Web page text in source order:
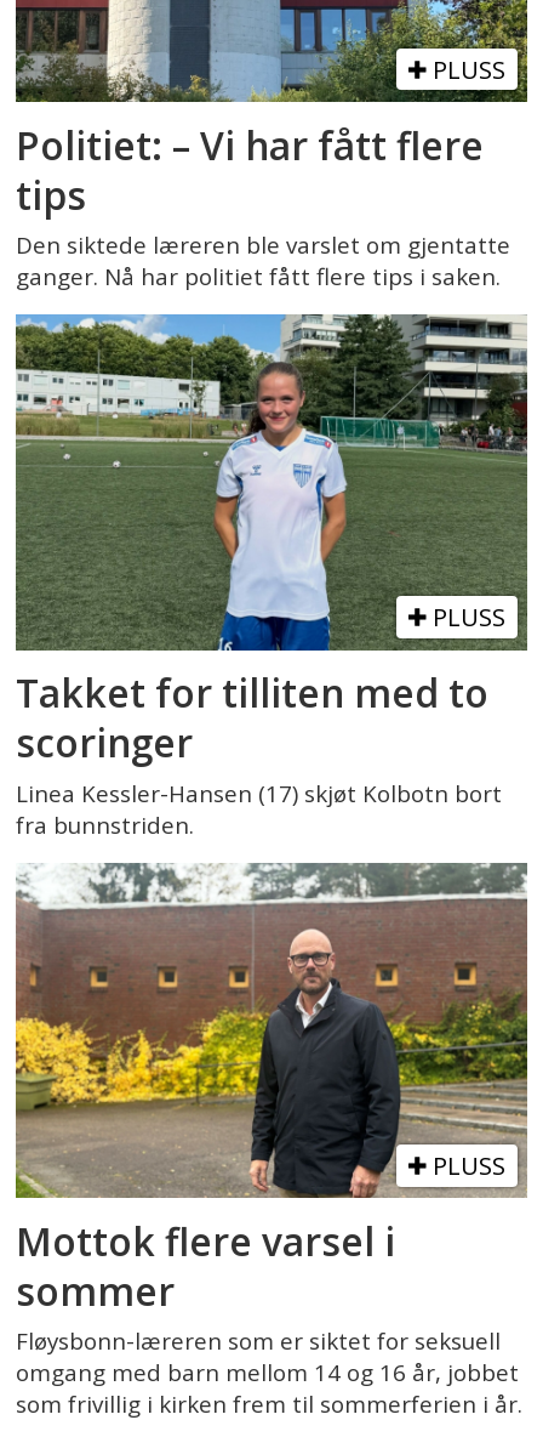
PLUSS
Politiet: – Vi har fått flere
tips
Den siktede læreren ble varslet om gjentatte
ganger. Nå har politiet fått flere tips i saken.
PLUSS
Takket for tilliten med to
scoringer
Linea Kessler-Hansen (17) skjøt Kolbotn bort
fra bunnstriden.
PLUSS
Mottok flere varsel i
sommer
Fløysbonn-læreren som er siktet for seksuell
omgang med barn mellom 14 og 16 år, jobbet
som frivillig i kirken frem til sommerferien i år.